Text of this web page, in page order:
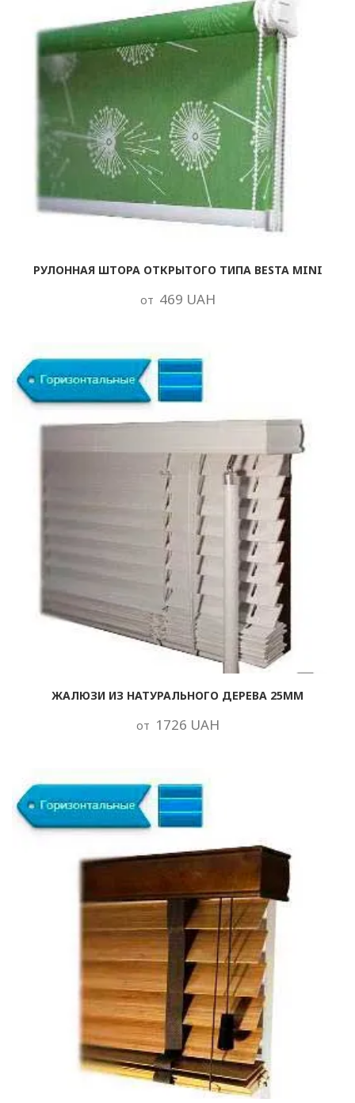
РУЛОННАЯ ШТОРА ОТКРЫТОГО ТИПА BESTA MINI
от 469 UAH
ЖАЛЮЗИ ИЗ НАТУРАЛЬНОГО ДЕРЕВА 25ММ
от 1726 UAH